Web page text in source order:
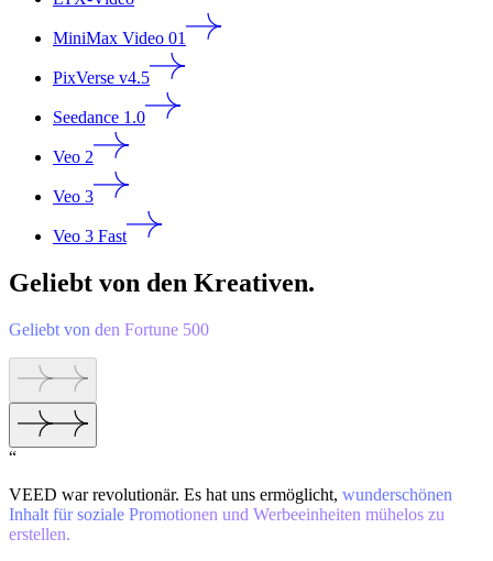
MiniMax Video 01
PixVerse v4.5
Seedance 1.0
Veo 2
Veo 3
Veo 3 Fast
Geliebt von den Kreativen.
Geliebt von den Fortune 500
“
VEED war revolutionär. Es hat uns ermöglicht, wunderschönen
Inhalt für soziale Promotionen und Werbeeinheiten mühelos zu
erstellen.